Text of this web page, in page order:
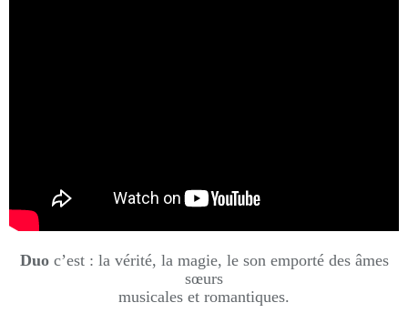
Duo c’est : la vérité, la magie, le son emporté des âmes
sœurs
musicales et romantiques.